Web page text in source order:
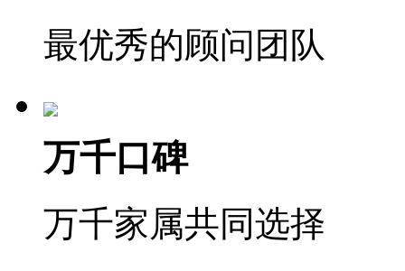
最优秀的顾问团队
万千口碑
万千家属共同选择